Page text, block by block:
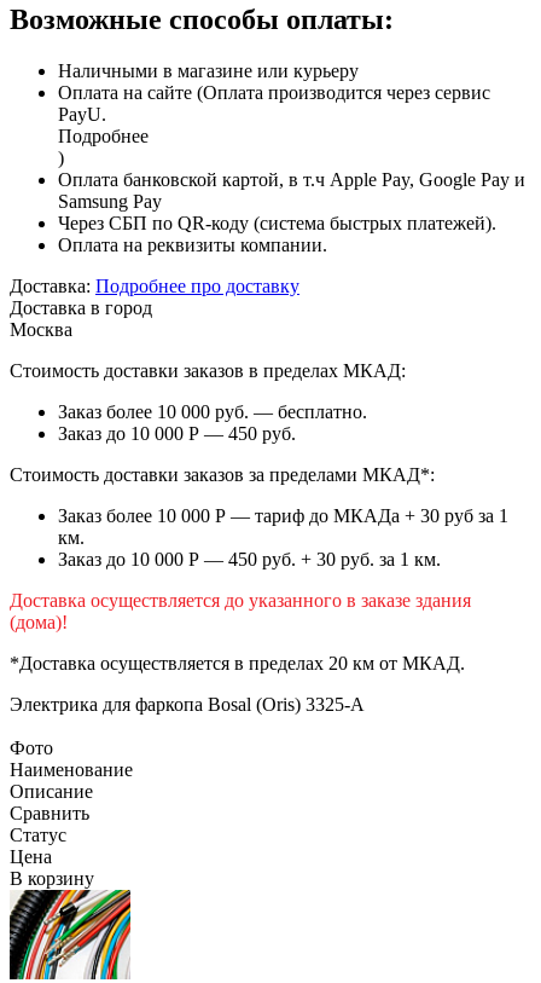
Возможные способы оплаты:
Наличными в магазине или курьеру
Оплата на сайте (Оплата производится через сервис
PayU.
Подробнее
)
Оплата банковской картой, в т.ч Apple Pay, Google Pay и
Samsung Pay
Через СБП по QR-коду (система быстрых платежей).
Оплата на реквизиты компании.
Доставка: Подробнее про доставку
Доставка в город
Москва
Стоимость доставки заказов в пределах МКАД:
Заказ более 10 000 руб. — бесплатно.
Заказ до 10 000 Р — 450 руб.
Стоимость доставки заказов за пределами МКАД*:
Заказ более 10 000 Р — тариф до МКАДа + 30 руб за 1
км.
Заказ до 10 000 Р — 450 руб. + 30 руб. за 1 км.
Доставка осуществляется до указанного в заказе здания
(дома)!
*Доставка осуществляется в пределах 20 км от МКАД.
Электрика для фаркопа Bosal (Oris) 3325-A
Фото
Наименование
Описание
Сравнить
Статус
Цена
В корзину